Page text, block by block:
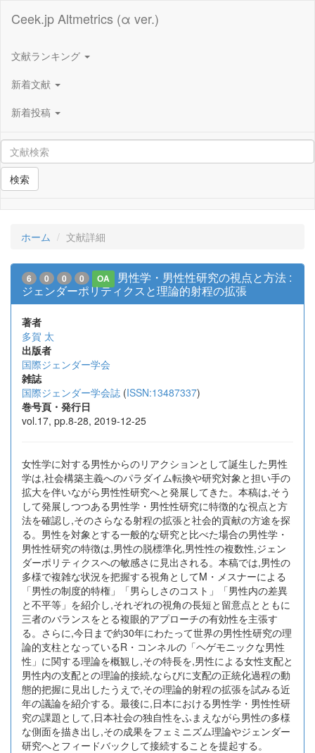
Ceek.jp Altmetrics (α ver.)
文献ランキング
新着文献
新着投稿
検索
ホーム 文献詳細
6 0 0 0 OA
男性学・男性性研究の視点と方法 :
ジェンダーポリティクスと理論的射程の拡張
著者
多賀 太
出版者
国際ジェンダー学会
雑誌
国際ジェンダー学会誌 (ISSN:13487337)
巻号頁・発行日
vol.17, pp.8-28, 2019-12-25
女性学に対する男性からのリアクションとして誕生した男性
学は,社会構築主義へのパラダイム転換や研究対象と担い手の
拡大を伴いながら男性性研究へと発展してきた。本稿は,そう
して発展しつつある男性学・男性性研究に特徴的な視点と方
法を確認し,そのさらなる射程の拡張と社会的貢献の方途を探
る。男性を対象とする一般的な研究と比べた場合の男性学・
男性性研究の特徴は,男性の脱標準化,男性性の複数性,ジェン
ダーポリティクスへの敏感さに見出される。本稿では,男性の
多様で複雑な状況を把握する視角としてM・メスナーによる
「男性の制度的特権」「男らしさのコスト」「男性内の差異
と不平等」を紹介し,それぞれの視角の長短と留意点とともに
三者のバランスをとる複眼的アプローチの有効性を主張す
る。さらに,今日まで約30年にわたって世界の男性性研究の理
論的支柱となっているR・コンネルの「ヘゲモニックな男性
性」に関する理論を概観し,その特長を,男性による女性支配と
男性内の支配との理論的接続,ならびに支配の正統化過程の動
態的把握に見出したうえで,その理論的射程の拡張を試みる近
年の議論を紹介する。最後に,日本における男性学・男性性研
究の課題として,日本社会の独自性をふまえながら男性の多様
な側面を描き出し,その成果をフェミニズム理論やジェンダー
研究へとフィードバックして接続することを提起する。